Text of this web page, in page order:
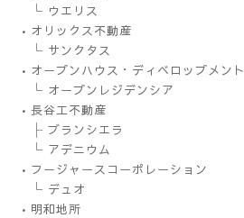
└ ウエリス
•オリックス不動産
└ サンクタス
•オープンハウス・ディベロップメント
└ オープンレジデンシア
•長谷工不動産
├ ブランシエラ
└ アデニウム
•フージャースコーポレーション
└ デュオ
•明和地所